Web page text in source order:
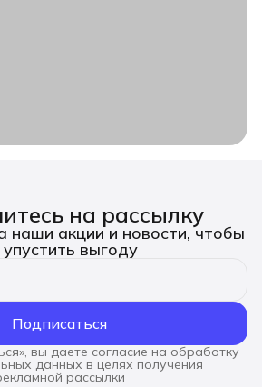
на рассылку
наши акции и новости, чтобы
упустить выгоду
Подписаться
вы даете согласие на обработку
данных в целях получения
рассылки